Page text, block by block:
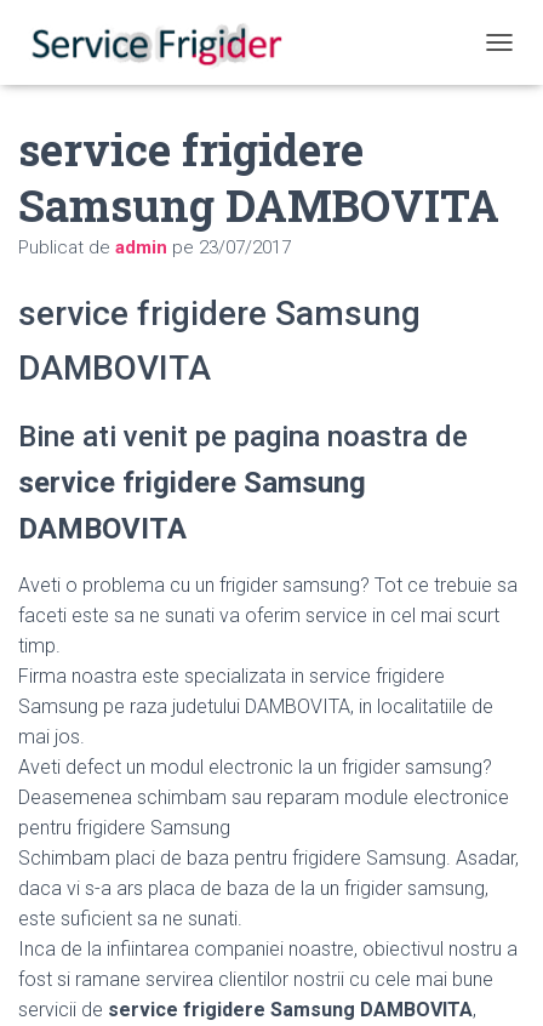
service frigidere
Samsung DAMBOVITA
Publicat de admin pe 23/07/2017
service frigidere Samsung
DAMBOVITA
Bine ati venit pe pagina noastra de
service frigidere Samsung
DAMBOVITA
Aveti o problema cu un frigider samsung? Tot ce trebuie sa
faceti este sa ne sunati va oferim service in cel mai scurt
timp.
Firma noastra este specializata in service frigidere
Samsung pe raza judetului DAMBOVITA, in localitatiile de
mai jos.
Aveti defect un modul electronic la un frigider samsung?
Deasemenea schimbam sau reparam module electronice
pentru frigidere Samsung
Schimbam placi de baza pentru frigidere Samsung. Asadar,
daca vi s-a ars placa de baza de la un frigider samsung,
este suficient sa ne sunati.
Inca de la infiintarea companiei noastre, obiectivul nostru a
fost si ramane servirea clientilor nostrii cu cele mai bune
servicii de service frigidere Samsung DAMBOVITA,